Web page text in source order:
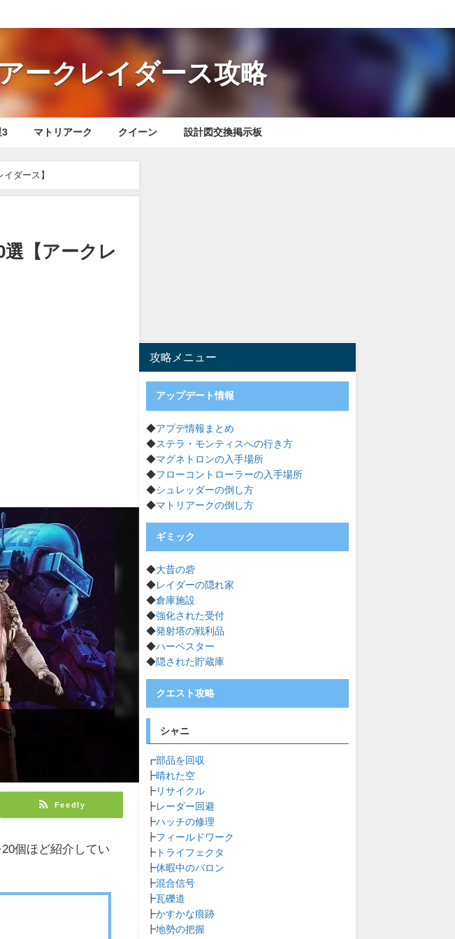
ークレイダース攻略
3 マトリアーク クイーン 設計図交換掲示板
ダース】
選【アークレ
Feedly
個ほど紹介してい
攻略メニュー
アップデート情報
◆アプデ情報まとめ
◆ステラ・モンティスへの行き方
◆マグネトロンの入手場所
◆フローコントローラーの入手場所
◆シュレッダーの倒し方
◆マトリアークの倒し方
ギミック
◆大昔の砦
◆レイダーの隠れ家
◆倉庫施設
◆強化された受付
◆発射塔の戦利品
◆ハーベスター
◆隠された貯蔵庫
クエスト攻略
シャニ
┏部品を回収
┣晴れた空
┣ リサイクル
┣レーダー回避
┣ハッチの修理
┣フィールドワーク
┣ トライフェクタ
┣休暇中のバロン
┣混合信号
┣瓦礫道
┣かすかな痕跡
┣地勢の把握